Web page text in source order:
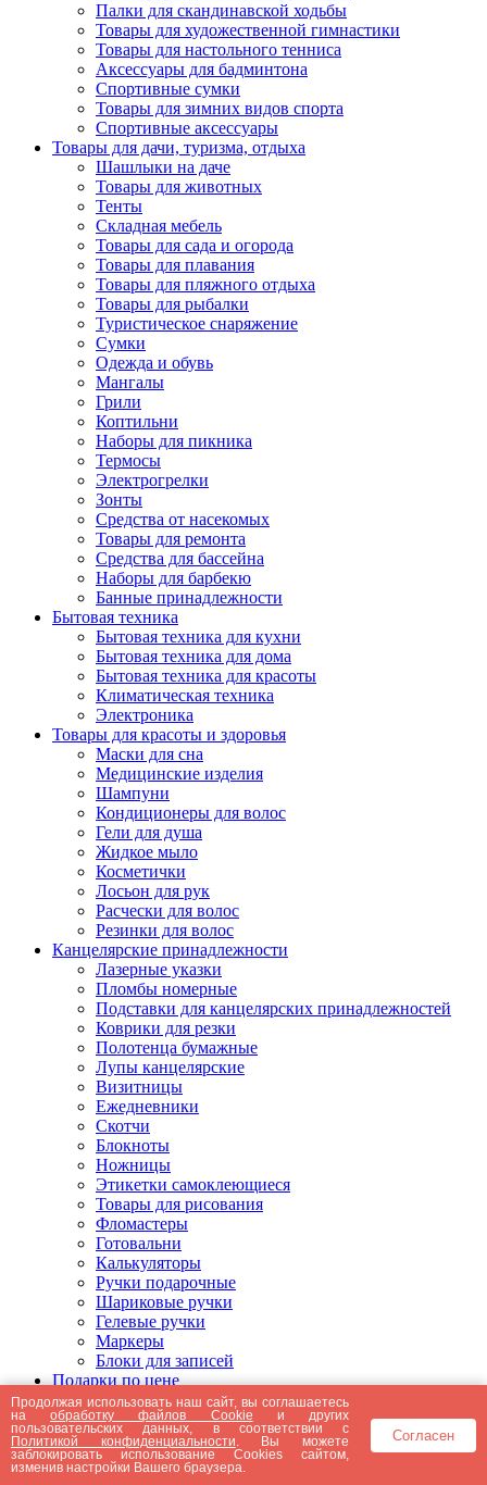
Палки для скандинавской ходьбы
Товары для художественной гимнастики
Товары для настольного тенниса
Аксессуары для бадминтона
Спортивные сумки
Товары для зимних видов спорта
Спортивные аксессуары
Товары для дачи, туризма, отдыха
Шашлыки на даче
Товары для животных
Тенты
Складная мебель
Товары для сада и огорода
Товары для плавания
Товары для пляжного отдыха
Товары для рыбалки
Туристическое снаряжение
Сумки
Одежда и обувь
Мангалы
Грили
Коптильни
Наборы для пикника
Термосы
Электрогрелки
Зонты
Средства от насекомых
Товары для ремонта
Средства для бассейна
Наборы для барбекю
Банные принадлежности
Бытовая техника
Бытовая техника для кухни
Бытовая техника для дома
Бытовая техника для красоты
Климатическая техника
Электроника
Товары для красоты и здоровья
Маски для сна
Медицинские изделия
Шампуни
Кондиционеры для волос
Гели для душа
Жидкое мыло
Косметички
Лосьон для рук
Расчески для волос
Резинки для волос
Канцелярские принадлежности
Лазерные указки
Пломбы номерные
Подставки для канцелярских принадлежностей
Коврики для резки
Полотенца бумажные
Лупы канцелярские
Визитницы
Ежедневники
Скотчи
Блокноты
Ножницы
Этикетки самоклеющиеся
Товары для рисования
Фломастеры
Готовальни
Калькуляторы
Ручки подарочные
Шариковые ручки
Гелевые ручки
Маркеры
Блоки для записей
Подарки по цене
Подарки от 5000 рублей
Подарки до 5000 рублей
Подарки до 3000 рублей
Подарки до 2000 рублей
Подарки до 1000 рублей
Продолжая использовать наш сайт, вы соглашаетесь
наобработку файлов Cookie и других
пользовательских данных, в соответствии с
Политикой конфиденциальности . Вы можете
заблокировать использование Cookies сайтом,
изменив настройки Вашего браузера.
Согласен